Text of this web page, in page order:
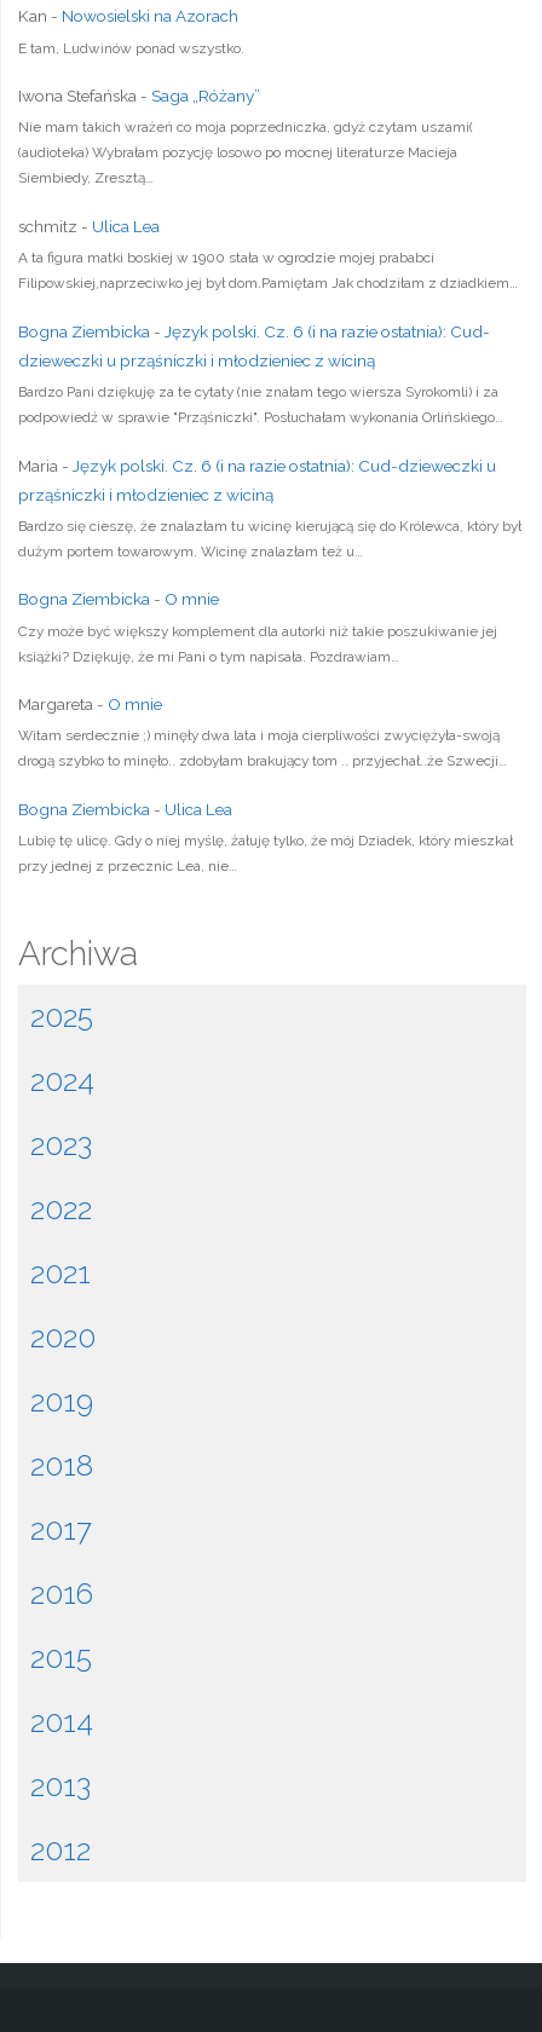
Kan - Nowosielski na Azorach
E tam, Ludwinów ponad wszystko.
Iwona Stefańska- Saga „Różany”
Nie mam takich wrażeń co moja poprzedniczka, gdyż czytam uszami(
(audioteka) Wybrałam pozycję losowo po mocnej literaturze Macieja
Siembiedy, Zresztą…
schmitz - Ulica Lea
A ta figura matki boskiej w 1900 stała w ogrodzie mojej prababci
Filipowskiej,naprzeciwko jej był dom.Pamiętam Jak chodziłam z dziadkiem…
Bogna Ziembicka - Język polski. Cz. 6 (i na razie ostatnia): Cud-
dzieweczki u prząśniczki i młodzieniec z wiciną
Bardzo Pani dziękuję za te cytaty (nie znałam tego wiersza Syrokomli) i za
podpowiedź w sprawie "Prząśniczki". Posłuchałam wykonania Orlińskiego…
Maria - Język polski. Cz. 6 (i na razie ostatnia): Cud-dzieweczki u
prząśniczki i młodzieniec z wiciną
Bardzo się cieszę, że znalazłam tu wicinę kierującą się do Królewca, który był
dużym portem towarowym. Wicinę znalazłam też u…
Bogna Ziembicka- O mnie
Czy może być większy komplement dla autorki niż takie poszukiwanie jej
książki? Dziękuję, że mi Pani o tym napisała. Pozdrawiam…
Margareta - O mnie
Witam serdecznie ;) minęły dwa lata i moja cierpliwości zwyciężyła-swoją
drogą szybko to minęło.. zdobyłam brakujący tom .. przyjechał..że Szwecji…
Bogna Ziembicka - Ulica Lea
Lubię tę ulicę. Gdy o niej myślę, żałuję tylko, że mój Dziadek, który mieszkał
przy jednej z przecznic Lea, nie…
Archiwa
2025
2024
2023
2022
2021
2020
2019
2018
2017
2016
2015
2014
2013
2012